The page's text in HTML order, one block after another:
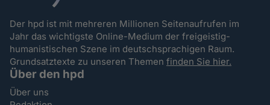
Der hpd ist mit mehreren Millionen Seitenaufrufen im
Jahr das wichtigste Online-Medium der freigeistig-
humanistischen Szene im deutschsprachigen Raum.
Grundsatztexte zu unseren Themenfinden Sie hier.
Über den hpd
Über uns